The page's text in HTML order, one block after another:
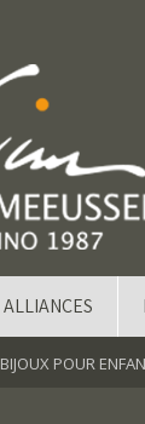
ALLIANCES
BIJOUX POUR